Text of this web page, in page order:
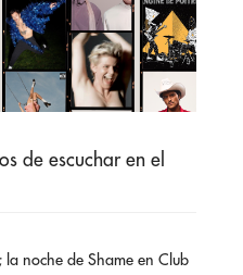
de escuchar en el
la noche de Shame en Club